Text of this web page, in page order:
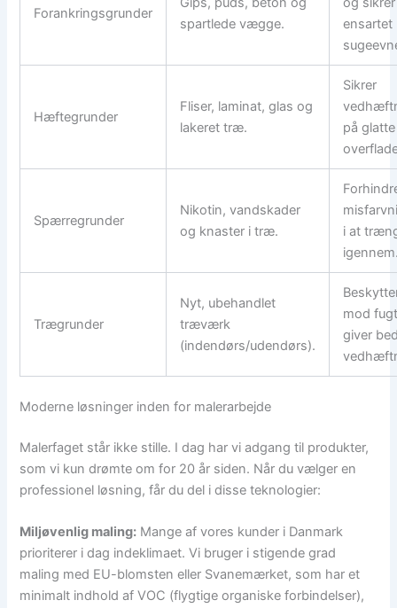
Forankringsgrunder
spartlede vægge.
ensartet
Hæftegrunder
Fliser, laminat, glas og
lakeret træ.
Sikrer
på glatte
Spærregrunder
Nikotin, vandskader
og knaster i træ.
i at
Trægrunder
Nyt, ubehandlet
træværk
(indendørs/udendørs).
mod
giver
Moderne løsninger inden for malerarbejde
Malerfaget står ikke stille. I dag har vi adgang til produkter,
som vi kun drømte om for 20 år siden. Når du vælger en
professionel løsning, får du del i disse teknologier:
Miljøvenlig maling: Mange af vores kunder i Danmark
prioriterer i dag indeklimaet. Vi bruger i stigende grad
maling med EU-blomsten eller Svanemærket, som har et
minimalt indhold af VOC (flygtige organiske forbindelser),